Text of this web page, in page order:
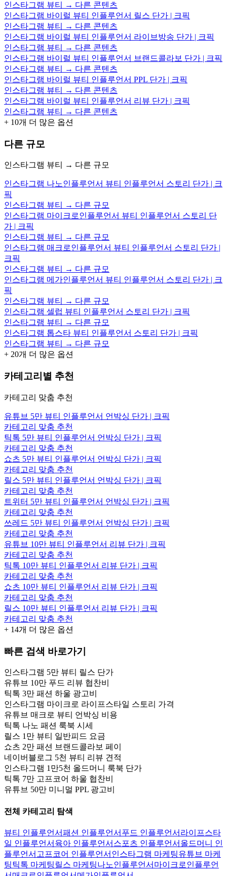
인스타그램 뷰티 → 다른 콘텐츠
인스타그램 바이럴 뷰티 인플루언서 릴스 단가 | 크픽
인스타그램 뷰티 → 다른 콘텐츠
인스타그램 바이럴 뷰티 인플루언서 라이브방송 단가 | 크픽
인스타그램 뷰티 → 다른 콘텐츠
인스타그램 바이럴 뷰티 인플루언서 브랜드콜라보 단가 | 크픽
인스타그램 뷰티 → 다른 콘텐츠
인스타그램 바이럴 뷰티 인플루언서 PPL 단가 | 크픽
인스타그램 뷰티 → 다른 콘텐츠
인스타그램 바이럴 뷰티 인플루언서 리뷰 단가 | 크픽
인스타그램 뷰티 → 다른 콘텐츠
+ 10개 더 많은 옵션
다른 규모
인스타그램 뷰티 → 다른 규모
인스타그램 나노인플루언서 뷰티 인플루언서 스토리 단가 | 크
픽
인스타그램 뷰티 → 다른 규모
인스타그램 마이크로인플루언서 뷰티 인플루언서 스토리 단
가 | 크픽
인스타그램 뷰티 → 다른 규모
인스타그램 매크로인플루언서 뷰티 인플루언서 스토리 단가 |
크픽
인스타그램 뷰티 → 다른 규모
인스타그램 메가인플루언서 뷰티 인플루언서 스토리 단가 | 크
픽
인스타그램 뷰티 → 다른 규모
인스타그램 셀럽 뷰티 인플루언서 스토리 단가 | 크픽
인스타그램 뷰티 → 다른 규모
인스타그램 톱스타 뷰티 인플루언서 스토리 단가 | 크픽
인스타그램 뷰티 → 다른 규모
+ 20개 더 많은 옵션
카테고리별 추천
카테고리 맞춤 추천
유튜브 5만 뷰티 인플루언서 언박싱 단가 | 크픽
카테고리 맞춤 추천
틱톡 5만 뷰티 인플루언서 언박싱 단가 | 크픽
카테고리 맞춤 추천
쇼츠 5만 뷰티 인플루언서 언박싱 단가 | 크픽
카테고리 맞춤 추천
릴스 5만 뷰티 인플루언서 언박싱 단가 | 크픽
카테고리 맞춤 추천
트위터 5만 뷰티 인플루언서 언박싱 단가 | 크픽
카테고리 맞춤 추천
쓰레드 5만 뷰티 인플루언서 언박싱 단가 | 크픽
카테고리 맞춤 추천
유튜브 10만 뷰티 인플루언서 리뷰 단가 | 크픽
카테고리 맞춤 추천
틱톡 10만 뷰티 인플루언서 리뷰 단가 | 크픽
카테고리 맞춤 추천
쇼츠 10만 뷰티 인플루언서 리뷰 단가 | 크픽
카테고리 맞춤 추천
릴스 10만 뷰티 인플루언서 리뷰 단가 | 크픽
카테고리 맞춤 추천
+ 14개 더 많은 옵션
빠른 검색 바로가기
인스타그램 5만 뷰티 릴스 단가
유튜브 10만 푸드 리뷰 협찬비
틱톡 3만 패션 하울 광고비
인스타그램 마이크로 라이프스타일 스토리 가격
유튜브 매크로 뷰티 언박싱 비용
틱톡 나노 패션 룩북 시세
릴스 1만 뷰티 일반피드 요금
쇼츠 2만 패션 브랜드콜라보 페이
네이버블로그 5천 뷰티 리뷰 견적
인스타그램 1만5천 올드머니 룩북 단가
틱톡 7만 고프코어 하울 협찬비
유튜브 50만 미니멀 PPL 광고비
전체 카테고리 탐색
뷰티 인플루언서패션 인플루언서 푸드 인플루언서 라이프스타
일 인플루언서 육아 인플루언서 스포츠 인플루언서 올드머니 인
플루언서 고프코어 인플루언서 인스타그램 마케팅유튜브 마케
팅틱톡 마케팅 릴스 마케팅나노인플루언서 마이크로인플루언